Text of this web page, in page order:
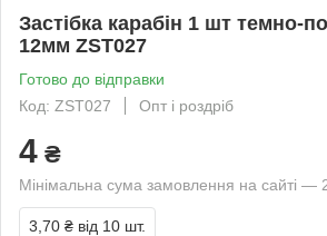
Застібка карабін 1 шт темно-
12мм ZST027
Готово до відправки
Код: ZST027
Опт і роздріб
4 ₴
Мінімальна сума замовлення на сайті —
3,70 ₴ від 10 шт.